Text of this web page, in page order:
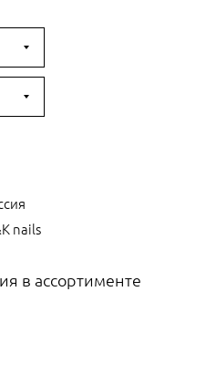
nails
в ассортименте